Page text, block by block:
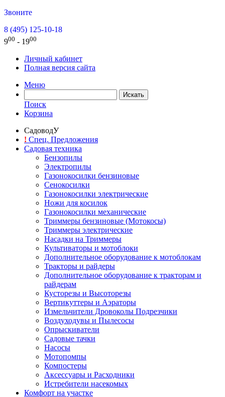
Звоните
8 (495) 125-10-18
900 - 1900
Личный кабинет
Полная версия сайта
Меню
Поиск
Корзина
СадоводУ
! Спец. Предложения
Садовая техника
Бензопилы
Электропилы
Газонокосилки бензиновые
Сенокосилки
Газонокосилки электрические
Ножи для косилок
Газонокосилки механические
Триммеры бензиновые (Мотокосы)
Триммеры электрические
Насадки на Триммеры
Культиваторы и мотоблоки
Дополнительное оборудование к мотоблокам
Тракторы и райдеры
Дополнительное оборудование к тракторам и
райдерам
Кусторезы и Высоторезы
Вертикуттеры и Аэраторы
Измельчители Дровоколы Подрезчики
Воздуходувы и Пылесосы
Опрыскиватели
Садовые тачки
Насосы
Мотопомпы
Компостеры
Аксессуары и Расходники
Истребители насекомых
Комфорт на участке